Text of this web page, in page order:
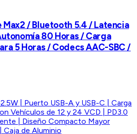
/ Bluetooth 5.4 / Latencia
80 Horas / Carga
5 Horas / Codecs AAC-SBC /